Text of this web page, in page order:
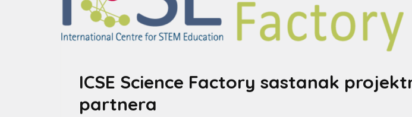
ICSE Science Factory sastanak
partnera